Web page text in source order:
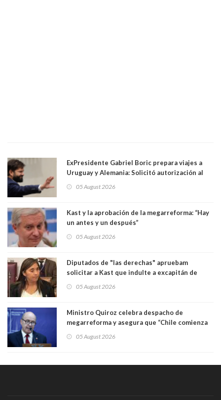
ExPresidente Gabriel Boric prepara viajes a
Uruguay y Alemania: Solicitó autorización al
05 August 2026
Kast y la aprobación de la megarreforma: “Hay
un antes y un después”
05 August 2026
Diputados de "las derechas" apruebam
solicitar a Kast que indulte a excapitán de
senadora Fabiola Campillai
05 August 2026
Ministro Quiroz celebra despacho de
megarreforma y asegura que “Chile comienza
05 August 2026